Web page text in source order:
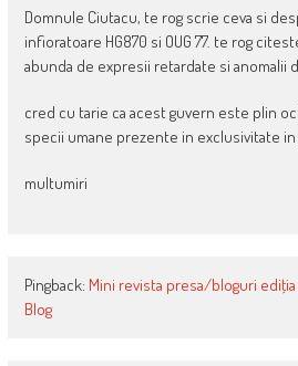
Domnule Ciutacu, te rog scrie ceva si
infioratoare HG870 si OUG 77. te rog
abunda de expresii retardate si anomalii
cred cu tarie ca acest guvern este plin
specii umane prezente in exclusivitate in
multumiri
Pingback: Mini revista presa/bloguri
Blog